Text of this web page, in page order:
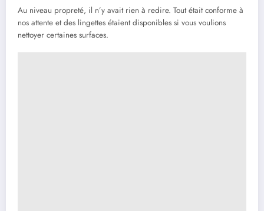
Au niveau propreté, il n’y avait rien à redire. Tout était conforme à
nos attente et des lingettes étaient disponibles si vous voulions
nettoyer certaines surfaces.